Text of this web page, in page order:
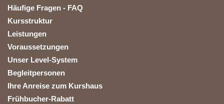
Häufige Fragen - FAQ
Kursstruktur
Leistungen
Voraussetzungen
Unser Level-System
Begleitpersonen
Ihre Anreise zum Kurshaus
Frühbucher-Rabatt